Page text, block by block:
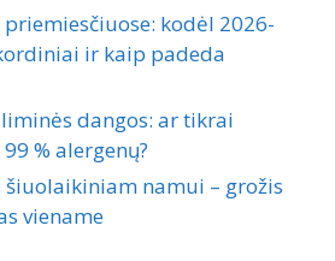
kodėl 2026-
ir kaip padeda
dangos: ar tikrai
% alergenų?
namui – grožis
viename